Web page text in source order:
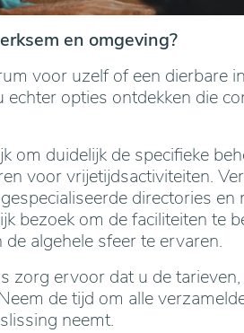
en omgeving?
voor uzelf of een dierbare
opties ontdekken die
om duidelijk de specifieke
voor vrijetijdsactiviteiten.
directories en
bezoek om de faciliteiten te
algehele sfeer te ervaren.
zorg ervoor dat u de
de tijd om alle
neemt.